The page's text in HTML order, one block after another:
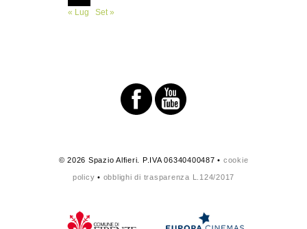
« Lug
Set »
© 2026 Spazio Alfieri. P.IVA 06340400487 • cookie
policy • obblighi di trasparenza L.124/2017